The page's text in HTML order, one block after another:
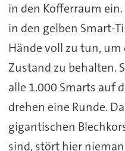
in den Kofferraum
in den gelben Smart-
Hände voll zu tun,
Zustand zu behalten.
alle 1.000 Smarts auf
drehen eine Runde.
gigantischen
sind, stört hier